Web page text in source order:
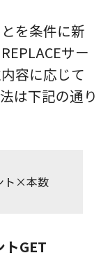
を条件に新
サー
容に応じて
は下記の通り
ト×本数
トGET